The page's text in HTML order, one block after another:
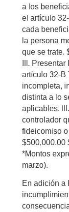
a los
el artículo
cada
la persona
que se trate.
III.
artículo 32-B
incompleta,
distinta a lo
aplicables.
controlador
fideicomiso
$500,000.00
*Montos
marzo).
En adición a